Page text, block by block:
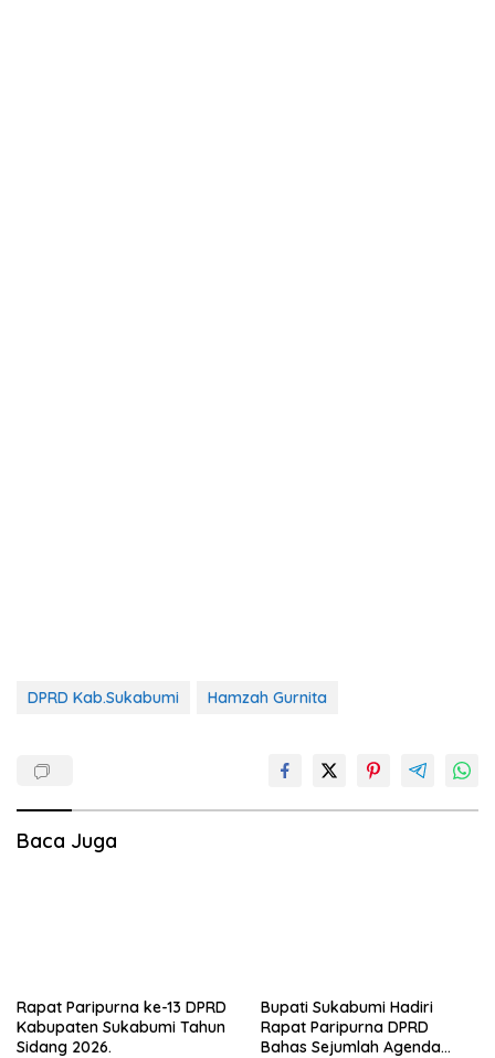
DPRD Kab.Sukabumi Hamzah Gurnita
Baca Juga
Rapat Paripurna ke-13 DPRD
Kabupaten Sukabumi Tahun
Sidang 2026.
Bupati Sukabumi Hadiri
Rapat Paripurna DPRD
Bahas Sejumlah Agenda